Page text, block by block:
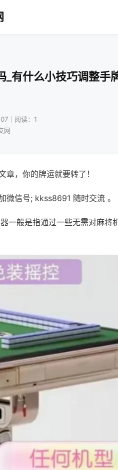
_有什么小技巧调整手
｜阅读：1
网
，你的牌运就要转了！
微信号; kkss8691 随时交流 。
一般是指通过一些无需对麻将